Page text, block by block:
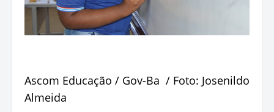
Ascom Educação / Gov-Ba / Foto: Josenildo
Almeida